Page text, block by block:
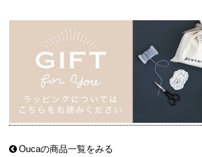
Oucaの商品一覧をみる